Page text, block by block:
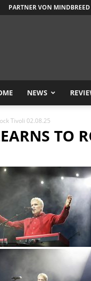
PARTNER VON MINDBREED
NEWS
Tivoli 02.08.25
TO